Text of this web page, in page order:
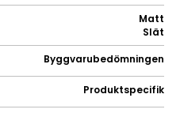
Matt
Slät
Byggvarubedömningen
Produktspecifik